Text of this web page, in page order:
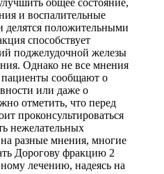
общее состояние,
и воспалительные
делятся положительными
способствует
поджелудочной железы
Однако не все мнения
сообщают о
или даже о
отметить, что перед
проконсультироваться
нежелательных
разные мнения, многие
Дорогову фракцию 2
лечению, надеясь на